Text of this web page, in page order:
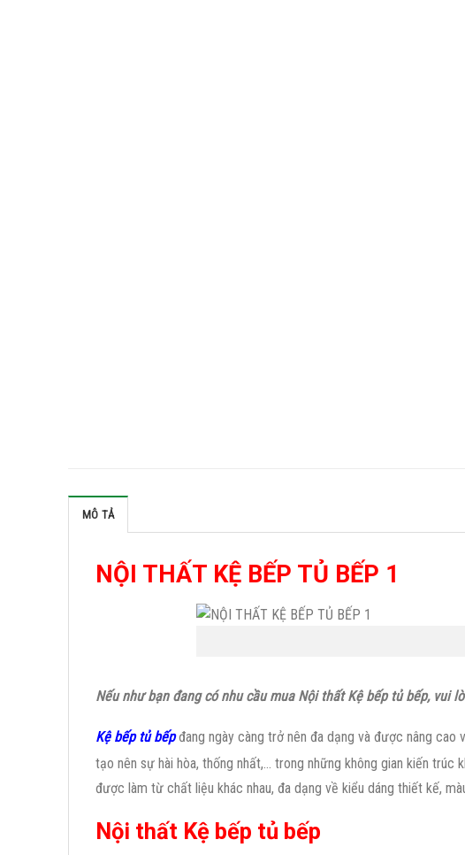
MÔ TẢ
NỘI THẤT KỆ BẾP TỦ BẾP 1
Nếu như bạn đang có nhu cầu mua Nội thất Kệ bếp tủ bếp, vui
Kệ bếp tủ bếpđang ngày càng trở nên đa dạng và được nâng cao
tạo nên sự hài hòa, thống nhất,… trong những không gian kiến trúc
được làm từ chất liệu khác nhau, đa dạng về kiểu dáng thiết kế,
Nội thất Kệ bếp tủ bếp